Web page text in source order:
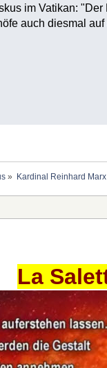
im Vatikan:
auch diesmal auf
» Kardinal Reinhard
La